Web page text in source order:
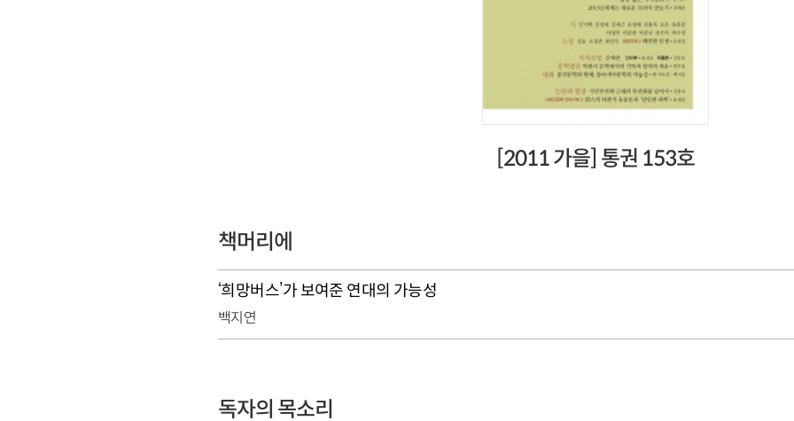
[2011 가을] 통권 153호
책머리에
‘희망버스’가 보여준 연대의 가능성
백지연
독자의 목소리